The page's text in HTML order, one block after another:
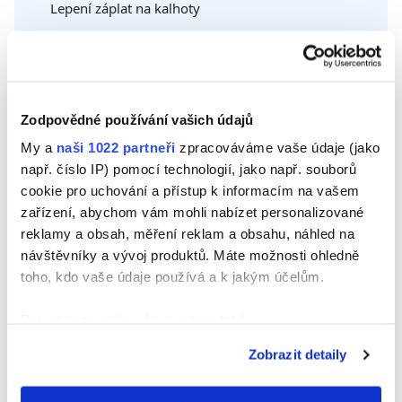
Zodpovědné používání vašich údajů
My a naši 1022 partneři zpracováváme vaše údaje (jako
např. číslo IP) pomocí technologií, jako např. souborů
cookie pro uchování a přístup k informacím na vašem
zařízení, abychom vám mohli nabízet personalizované
reklamy a obsah, měření reklam a obsahu, náhled na
návštěvníky a vývoj produktů. Máte možnosti ohledně
toho, kdo vaše údaje používá a k jakým účelům.
poloze, které mohou být přesné na několik metrů
Identifikovali vaše zařízení pomocí aktivního
Zobrazit detaily
Lepení záplat na kalhoty
NÁVOD NA POUŽITÍ
DOKUMENTY KE STAŽENÍ
VLASTNOSTI